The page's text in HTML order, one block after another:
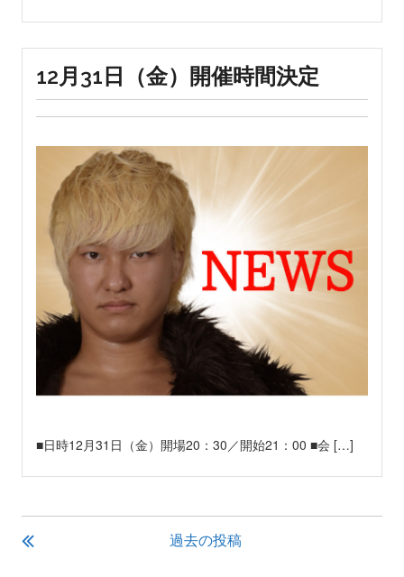
12月31日（金）開催時間決定
■日時12月31日（金）開場20：30／開始21：00 ■会 […]
投
稿
過去の投稿